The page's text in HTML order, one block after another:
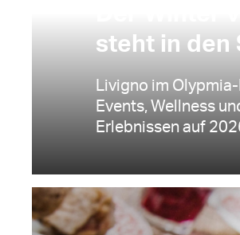
steht in den
Livigno im
Events, Wellness
Erlebnissen auf